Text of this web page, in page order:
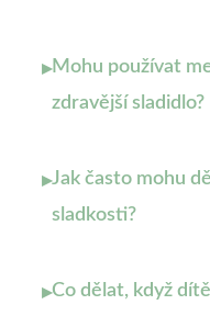
▸Mohu používat
zdravější sladidlo?
▸Jak často mohu
sladkosti?
▸Co dělat, když